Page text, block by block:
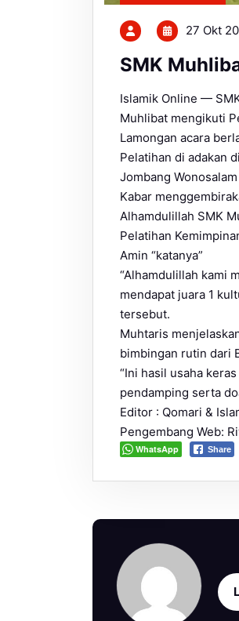
27 Okt
SMK
Islamik Online —
Muhlibat mengikuti
Lamongan acara
Pelatihan di adakan
Jombang
Kabar
Alhamdulillah SMK
Pelatihan
Amin “katanya”
“Alhamdulillah kami
mendapat juara 1
tersebut.
Muhtaris
bimbingan rutin dari
“Ini hasil usaha
pendamping serta
Editor : Qomari &
Pengembang Web:
WhatsApp Share